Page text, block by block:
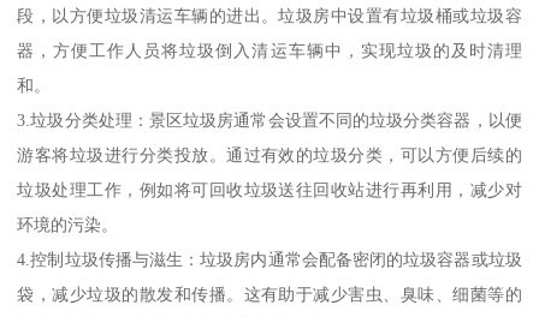
段，以方便垃圾清运车辆的进出。垃圾房中设置有垃圾桶或垃圾容
器，方便工作人员将垃圾倒入清运车辆中，实现垃圾的及时清理
和。
3.垃圾分类处理：景区垃圾房通常会设置不同的垃圾分类容器，以便
游客将垃圾进行分类投放。通过有效的垃圾分类，可以方便后续的
垃圾处理工作，例如将可回收垃圾送往回收站进行再利用，减少对
环境的污染。
4.控制垃圾传播与滋生：垃圾房内通常会配备密闭的垃圾容器或垃圾
袋，减少垃圾的散发和传播。这有助于减少害虫、臭味、细菌等的